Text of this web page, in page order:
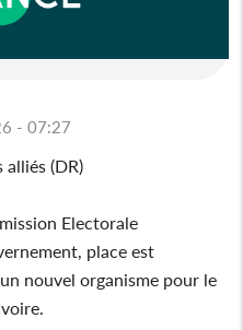
- 07:27
alliés (DR)
Electorale
place est
nouvel organisme pour le